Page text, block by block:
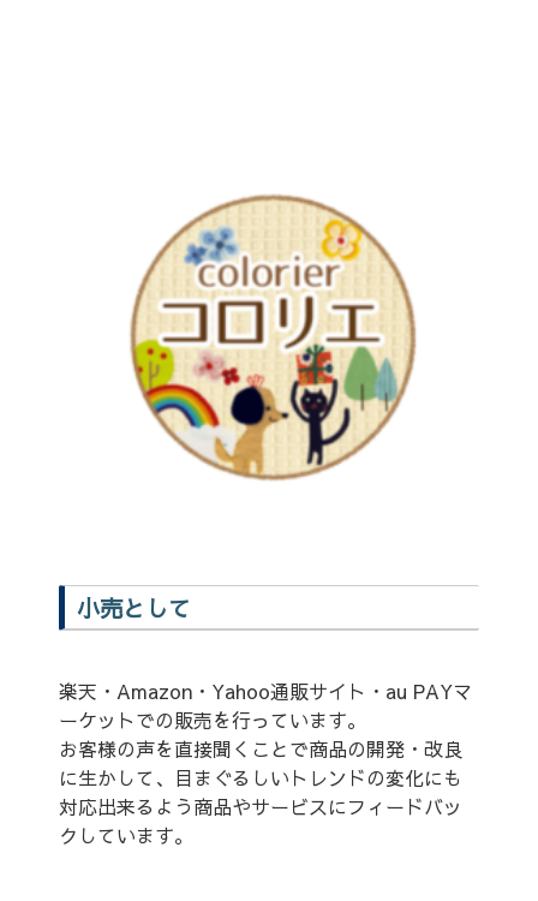
小売として
楽天・Amazon・Yahoo通販サイト・au PAYマ
ーケットでの販売を行っています。
お客様の声を直接聞くことで商品の開発・改良
に生かして、目まぐるしいトレンドの変化にも
対応出来るよう商品やサービスにフィードバッ
クしています。